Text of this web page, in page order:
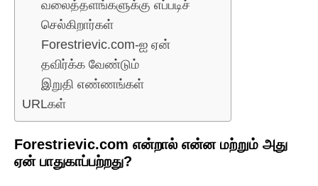
வலைத்தளங்களுக்கு எப்படிச்
செல்கிறார்கள்
Forestrievic.com-ஐ ஏன்
தவிர்க்க வேண்டும்
இறுதி எண்ணங்கள்
URLகள்
Forestrievic.com என்றால் என்ன மற்றும் அது
ஏன் பாதுகாப்பற்றது?